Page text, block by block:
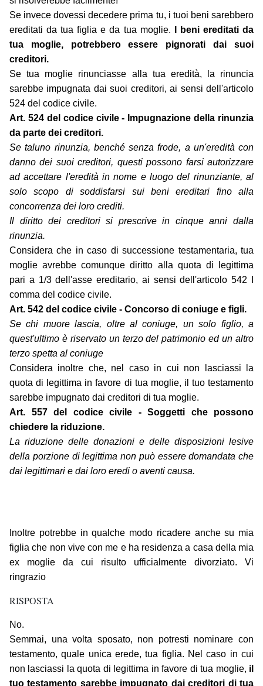
Se invece dovessi decedere prima tu, i tuoi beni sarebbero
ereditati da tua figlia e da tua moglie.
I beni ereditati da
tua moglie, potrebbero essere pignorati dai suoi
creditori.
Se tua moglie rinunciasse alla tua eredità, la rinuncia
sarebbe impugnata dai suoi creditori, ai sensi dell'articolo
524 del codice civile.
Art. 524 del codice civile - Impugnazione della rinunzia
da parte dei creditori.
Se taluno rinunzia, benché senza frode, a un'eredità con
danno dei suoi creditori, questi possono farsi autorizzare
ad accettare l'eredità in nome e luogo del rinunziante, al
solo scopo di soddisfarsi sui beni ereditari fino alla
concorrenza dei loro crediti.
Il diritto dei creditori si prescrive in cinque anni dalla
rinunzia.
Considera che in caso di successione testamentaria, tua
moglie avrebbe comunque diritto alla quota di legittima
pari a 1/3 dell'asse ereditario, ai sensi dell'articolo 542 I
comma del codice civile.
Art. 542 del codice civile - Concorso di coniuge e figli.
Se chi muore lascia, oltre al coniuge, un solo figlio, a
quest'ultimo è riservato un terzo del patrimonio ed un altro
terzo spetta al coniuge
Considera inoltre che, nel caso in cui non lasciassi la
quota di legittima in favore di tua moglie, il tuo testamento
sarebbe impugnato dai creditori di tua moglie.
Art. 557 del codice civile - Soggetti che possono
chiedere la riduzione.
La riduzione delle donazioni e delle disposizioni lesive
della porzione di legittima non può essere domandata che
dai legittimari e dai loro eredi o aventi causa.
Inoltre potrebbe in qualche modo ricadere anche su mia
figlia che non vive con me e ha residenza a casa della mia
ex moglie da cui risulto ufficialmente divorziato. Vi
ringrazio
RISPOSTA
No.
Semmai, una volta sposato, non potresti nominare con
testamento, quale unica erede, tua figlia. Nel caso in cui
non lasciassi la quota di legittima in favore di tua moglie, il
tuo testamento sarebbe impugnato dai creditori di tua